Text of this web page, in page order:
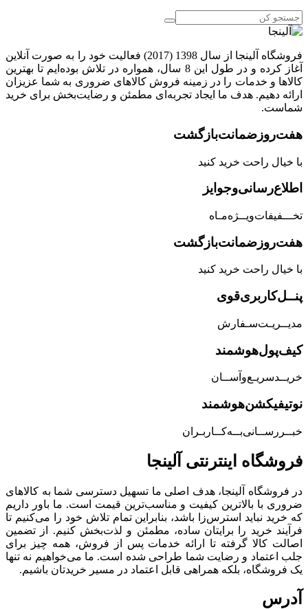
فروشگاه آلینجا از سال 1398 (2017) فعالیت خود را به صورت آنلاین
آغاز کرده و در طول این 8 سال، همواره در تلاش بوده‌ایم تا بهترین
کالاها و خدمات را در زمینه فروش کالاهای ضروری به شما عزیزان
ارائه دهیم. هدف ما ایجاد تجربه‌ای مطمئن و رضایت‌بخش برای خرید
شماست.
هفت‌روز‌ضمانت‌بازگشت
با خیال راحت خرید کنید
اطلاع‌رسانی‌و‌جوایز
تخـــفیفات‌ویــژه‌مـاه
هفت‌روز‌ضمانت‌بازگشت
با خیال راحت خرید کنید
پنــل‌کاربری‌قوی
مدیــریـت‌سـفارش
کیف‌پول‌هوشمند
خریــد‌سریـع‌و‌آســان
نوتیفیکشن‌هوشمند
خبــررســانی‌بــه‌کــاربـران
فروشگاه‌ اینترنتی‌ آلینجا
در فروشگاه آلینجا، هدف اصلی ما تسهیل دسترسی شما به کالاهای
ضروری با بالاترین کیفیت و مناسب‌ترین قیمت است. ما باور داریم
که خرید نباید استرس‌زا باشد، بنابراین تمام تلاش خود را می‌کنیم تا
فرآیند خرید را برایتان ساده، مطمئن و لذت‌بخش کنیم. از تضمین
اصالت کالا گرفته تا ارائه خدمات پس از فروش، همه چیز برای
جلب اعتماد و رضایت شما طراحی شده است. ما می‌خواهیم نه تنها
یک فروشگاه، بلکه همراهی قابل اعتماد در مسیر خریدتان باشیم.
آدرس